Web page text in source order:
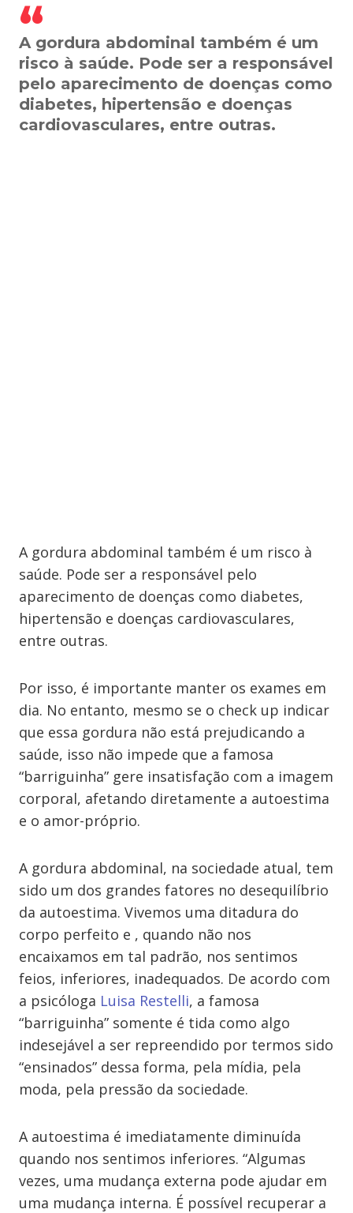
A gordura abdominal também é um
risco à saúde. Pode ser a responsável
pelo aparecimento de doenças como
diabetes, hipertensão e doenças
cardiovasculares, entre outras.
A gordura abdominal também é um risco à
saúde. Pode ser a responsável pelo
aparecimento de doenças como diabetes,
hipertensão e doenças cardiovasculares,
entre outras.
Por isso, é importante manter os exames em
dia. No entanto, mesmo se o check up indicar
que essa gordura não está prejudicando a
saúde, isso não impede que a famosa
“barriguinha” gere insatisfação com a imagem
corporal, afetando diretamente a autoestima
e o amor-próprio.
A gordura abdominal, na sociedade atual, tem
sido um dos grandes fatores no desequilíbrio
da autoestima. Vivemos uma ditadura do
corpo perfeito e , quando não nos
encaixamos em tal padrão, nos sentimos
feios, inferiores, inadequados. De acordo com
a psicóloga Luisa Restelli, a famosa
“barriguinha” somente é tida como algo
indesejável a ser repreendido por termos sido
“ensinados” dessa forma, pela mídia, pela
moda, pela pressão da sociedade.
A autoestima é imediatamente diminuída
quando nos sentimos inferiores. “Algumas
vezes, uma mudança externa pode ajudar em
uma mudança interna. É possível recuperar a